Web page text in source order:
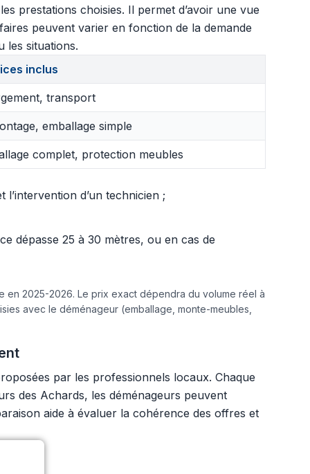
prestations choisies. Il permet d’avoir une vue
peuvent varier en fonction de la demande
les situations.
inclus
transport
emballage simple
complet, protection meubles
d’un technicien ;
dépasse 25 à 30 mètres, ou en cas de
en 2025-2026. Le prix exact dépendra du volume réel à
avec le déménageur (emballage, monte-meubles,
par les professionnels locaux. Chaque
des Achards, les déménageurs peuvent
aide à évaluer la cohérence des offres et